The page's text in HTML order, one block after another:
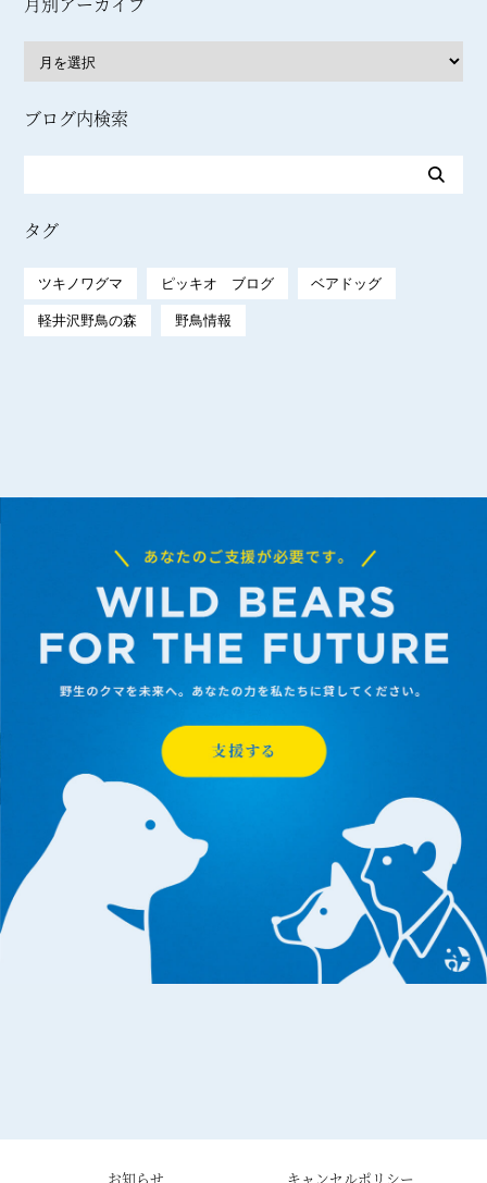
ブログ内検索
タグ
ツキノワグマ ピッキオ ブログ ベアドッグ
軽井沢野鳥の森 野鳥情報
お知らせ キャンセルポリシー